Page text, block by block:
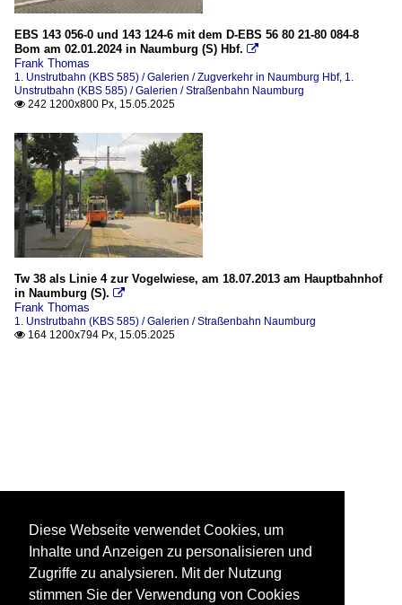
EBS 143 056-0 und 143 124-6 mit dem D-EBS 56 80 21-80 084-8
Bom am 02.01.2024 in Naumburg (S) Hbf. 
Frank Thomas
1. Unstrutbahn (KBS 585) / Galerien / Zugverkehr in Naumburg Hbf, 1.
Unstrutbahn (KBS 585) / Galerien / Straßenbahn Naumburg
 242 1200x800 Px, 15.05.2025
Tw 38 als Linie 4 zur Vogelwiese, am 18.07.2013 am Hauptbahnhof
in Naumburg (S). 
Frank Thomas
1. Unstrutbahn (KBS 585) / Galerien / Straßenbahn Naumburg
 164 1200x794 Px, 15.05.2025
Diese Webseite verwendet Cookies, um
Inhalte und Anzeigen zu personalisieren und
Zugriffe zu analysieren. Mit der Nutzung
stimmen Sie der Verwendung von Cookies